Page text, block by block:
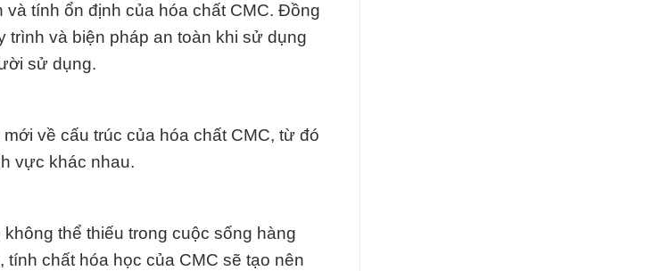
tính ổn định của hóa chất CMC. Đồng
và biện pháp an toàn khi sử dụng
sử dụng.
về cấu trúc của hóa chất CMC, từ đó
vực khác nhau.
thể thiếu trong cuộc sống hàng
chất hóa học của CMC sẽ tạo nên